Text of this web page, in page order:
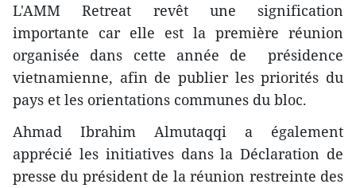
L'AMM Retreat revêt une signification
importante car elle est la première réunion
organisée dans cette année de présidence
vietnamienne, afin de publier les priorités du
pays et les orientations communes du bloc.
Ahmad Ibrahim Almutaqqi a également
apprécié les initiatives dans la Déclaration de
presse du président de la réunion restreinte des